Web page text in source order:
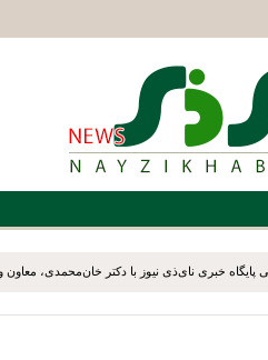
خبری نای‌ذی نیوز با دکتر خان‌محمدی،